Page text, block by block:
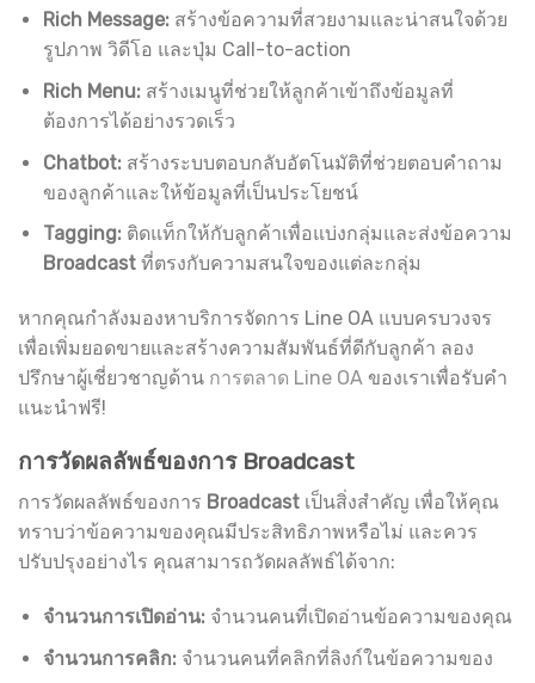
Rich Message: สร้างข้อความที่สวยงามและน่าสนใจด้วย
รูปภาพ วิดีโอ และปุ่ม Call-to-action
Rich Menu: สร้างเมนูที่ช่วยให้ลูกค้าเข้าถึงข้อมูลที่
ต้องการได้อย่างรวดเร็ว
Chatbot: สร้างระบบตอบกลับอัตโนมัติที่ช่วยตอบคำถาม
ของลูกค้าและให้ข้อมูลที่เป็นประโยชน์
Tagging: ติดแท็กให้กับลูกค้าเพื่อแบ่งกลุ่มและส่งข้อความ
Broadcastที่ตรงกับความสนใจของแต่ละกลุ่ม
หากคุณกำลังมองหาบริการจัดการ Line OA แบบครบวงจร
เพื่อเพิ่มยอดขายและสร้างความสัมพันธ์ที่ดีกับลูกค้า ลอง
ปรึกษาผู้เชี่ยวชาญด้าน การตลาด Line OA ของเราเพื่อรับคำ
แนะนำฟรี!
การวัดผลลัพธ์ของการ Broadcast
การวัดผลลัพธ์ของการ Broadcast เป็นสิ่งสำคัญ เพื่อให้คุณ
ทราบว่าข้อความของคุณมีประสิทธิภาพหรือไม่ และควร
ปรับปรุงอย่างไร คุณสามารถวัดผลลัพธ์ได้จาก:
จำนวนการเปิดอ่าน: จำนวนคนที่เปิดอ่านข้อความของคุณ
จำนวนการคลิก: จำนวนคนที่คลิกที่ลิงก์ในข้อความของ